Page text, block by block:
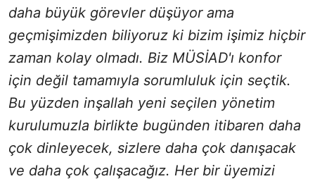
daha büyük görevler düşüyor ama
geçmişimizden biliyoruz ki bizim işimiz hiçbir
zaman kolay olmadı. Biz MÜSİAD'ı konfor
için değil tamamıyla sorumluluk için seçtik.
Bu yüzden inşallah yeni seçilen yönetim
kurulumuzla birlikte bugünden itibaren daha
çok dinleyecek, sizlere daha çok danışacak
ve daha çok çalışacağız. Her bir üyemizi